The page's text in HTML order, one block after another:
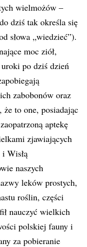
wielmożów –
dziś tak określa się
słowa „wiedzieć”).
moc ziół,
uroki po dziś dzień
zabobonów oraz
to one, posiadając
aptekę
zjawiających
Wisłą
naszych
leków prostych,
roślin, części
nauczyć wielkich
polskiej fauny i
za pobieranie